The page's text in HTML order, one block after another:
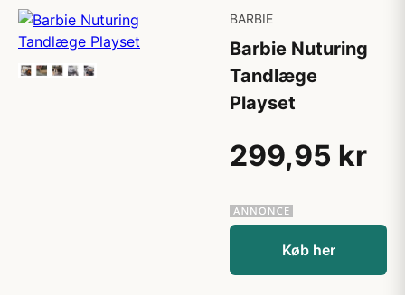
BARBIE
Barbie Nuturing
Tandlæge
Playset
299,95 kr
Køb her